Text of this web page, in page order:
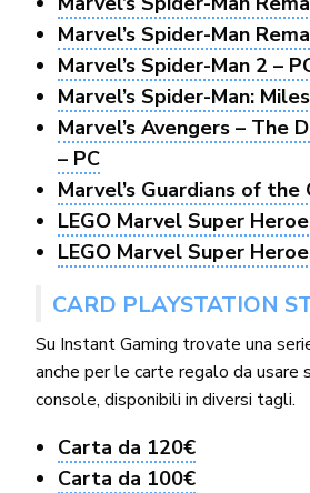
Marvel’s Spider-Man
Marvel’s Spider-Man 2 –
Marvel’s Spider-Man:
Marvel’s Avengers – The
– PC
Marvel’s Guardians of the
LEGO Marvel Super
LEGO Marvel Super
CARD PLAYSTATION
Su Instant Gaming trovate una
anche per le carte regalo da usare
console, disponibili in diversi tagli.
Carta da 120€
Carta da 100€